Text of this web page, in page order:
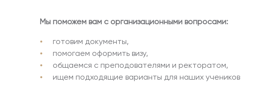
Мы поможем вам с организационными вопросами:
готовим документы,
помогаем оформить визу,
общаемся с преподователями и ректоратом,
ищем подходящие варианты для наших учеников